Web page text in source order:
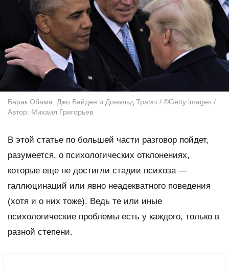
Барак Обама, Джо Байден и Дональд Трамп / ©Getty images /
Автор: Михаил Григорьев
В этой статье по большей части разговор пойдет,
разумеется, о психологических отклонениях,
которые еще не достигли стадии психоза —
галлюцинаций или явно неадекватного поведения
(хотя и о них тоже). Ведь те или иные
психологические проблемы есть у каждого, только в
разной степени.